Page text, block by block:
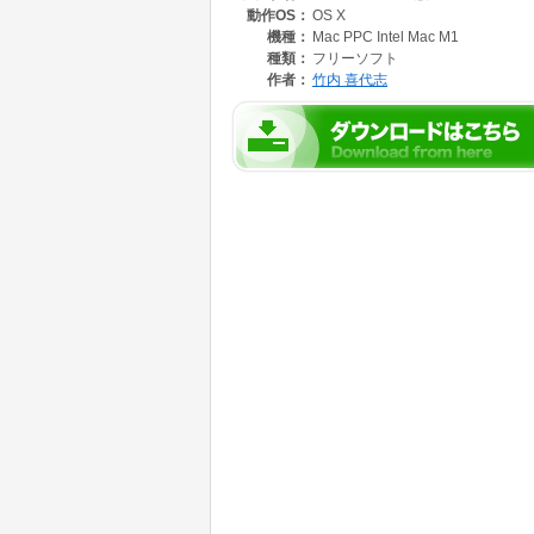
が出来ます。
基地内はRPGのように歩き回る事が可能で、
これはmacOS_11.0以降で動作するmacOS版で
MacOSX_10.4以降で動作するMacOSX版
WindowsXP版、Windows10版は別に配布して
動作にはインターネット接続や他のアプリケ
動作OS： OS X
機種： Mac PPC Intel Mac M1
種類： フリーソフト
作者： 竹内 喜代志